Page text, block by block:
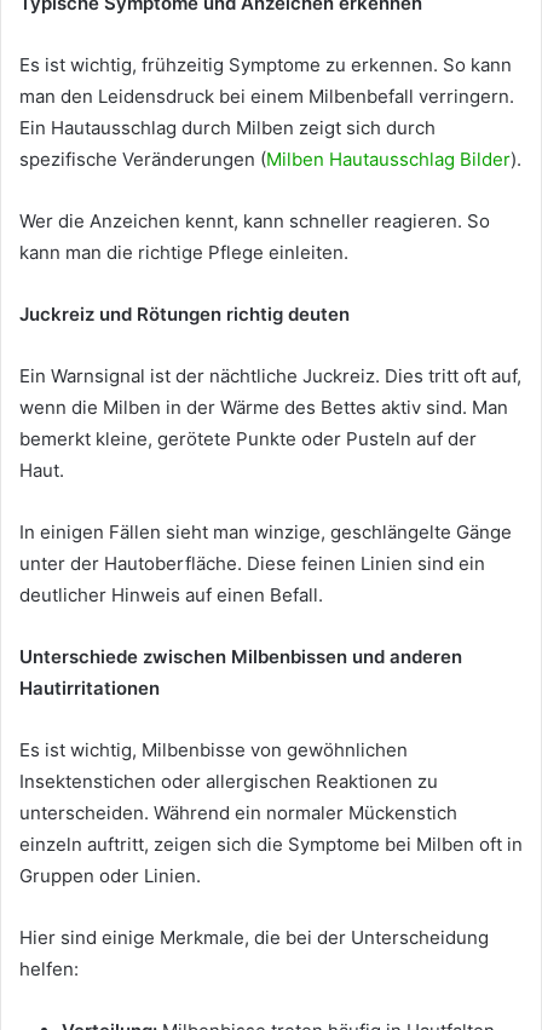
Es ist wichtig, frühzeitig Symptome zu erkennen. So kann
man den Leidensdruck bei einem Milbenbefall verringern.
Ein Hautausschlag durch Milben zeigt sich durch
spezifische Veränderungen (Milben Hautausschlag Bilder).
Wer die Anzeichen kennt, kann schneller reagieren. So
kann man die richtige Pflege einleiten.
Juckreiz und Rötungen richtig deuten
Ein Warnsignal ist der nächtliche Juckreiz. Dies tritt oft auf,
wenn die Milben in der Wärme des Bettes aktiv sind. Man
bemerkt kleine, gerötete Punkte oder Pusteln auf der
Haut.
In einigen Fällen sieht man winzige, geschlängelte Gänge
unter der Hautoberfläche. Diese feinen Linien sind ein
deutlicher Hinweis auf einen Befall.
Unterschiede zwischen Milbenbissen und anderen
Hautirritationen
Es ist wichtig, Milbenbisse von gewöhnlichen
Insektenstichen oder allergischen Reaktionen zu
unterscheiden. Während ein normaler Mückenstich
einzeln auftritt, zeigen sich die Symptome bei Milben oft in
Gruppen oder Linien.
Hier sind einige Merkmale, die bei der Unterscheidung
helfen: